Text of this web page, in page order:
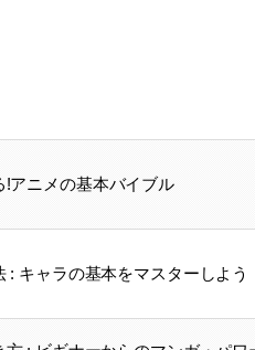
!アニメの基本バイブル
: キャラの基本をマスターしよう